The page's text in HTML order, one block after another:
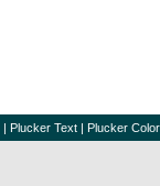
| Plucker Text | Plucker Color